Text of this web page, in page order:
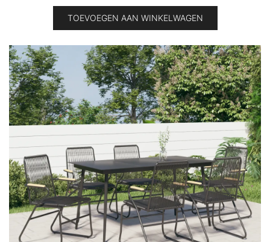
TOEVOEGEN AAN WINKELWAGEN